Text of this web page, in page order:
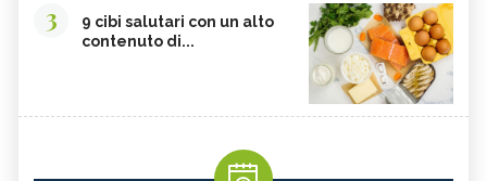
3
9 cibi salutari con un alto
contenuto di...